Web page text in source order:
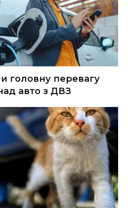
головну перевагу
авто з ДВЗ